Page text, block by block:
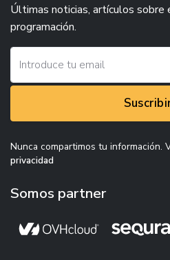
Últimas noticias, artículos sobre
programación.
Nunca compartimos tu información.
privacidad
Somos partner